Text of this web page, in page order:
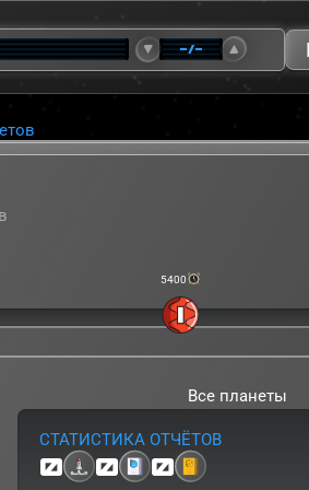
—/—
5400
общеобразовательная школа №
СТАТИСТИКА ОТЧЁТОВ
0 0 0